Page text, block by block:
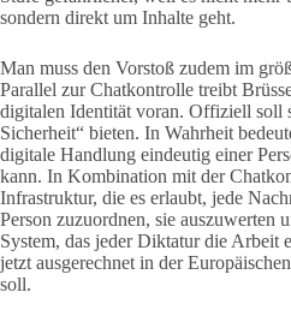
sondern direkt um Inhalte geht.
Man muss den Vorstoß zudem im
Parallel zur Chatkontrolle treibt
digitalen Identität voran. Offiziell soll
Sicherheit“ bieten. In Wahrheit
digitale Handlung eindeutig einer
kann. In Kombination mit der
Infrastruktur, die es erlaubt, jede
Person zuzuordnen, sie auszuwerten
System, das jeder Diktatur die Arbeit
jetzt ausgerechnet in der
soll.